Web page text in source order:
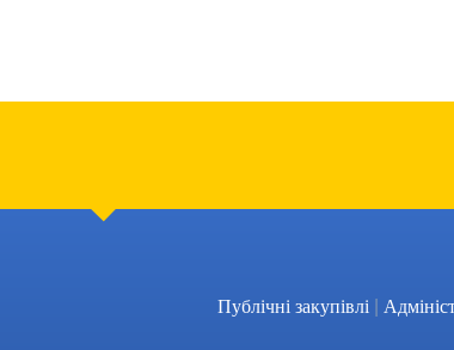
Публічні закупівлі |